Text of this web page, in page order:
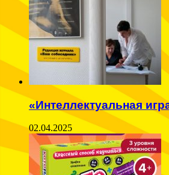
«Интеллектуальная
02.04.2025